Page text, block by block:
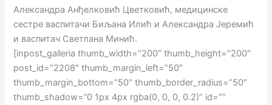
Александра Анђелковић Цветковић, медицинске
сестре васпитачи Биљана Илић и Александра Јеремић
и васпитач Светлана Минић.
[inpost_galleria thumb_width=”200″ thumb_height=”200″
post_id=”2208″ thumb_margin_left=”50″
thumb_margin_bottom=”50″ thumb_border_radius=”50″
thumb_shadow=”0 1px 4px rgba(0, 0, 0, 0.2)” id=””